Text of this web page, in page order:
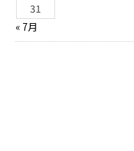
31
« 7月